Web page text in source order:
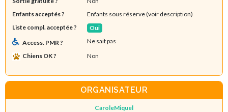
Enfants acceptés ?
Enfants sous réserve (voir description)
Liste compl. acceptée ?
Oui
Access. PMR ?
Ne sait pas
Chiens OK ?
Non
ORGANISATEUR
CaroleMiquel